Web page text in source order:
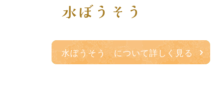
水ぼうそう
水ぼうそう について詳しく見る